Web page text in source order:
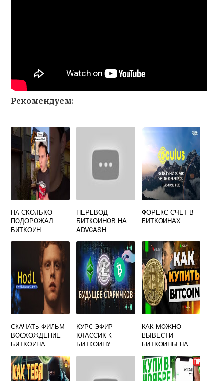
Рекомендуем:
НА СКОЛЬКО
ПОДОРОЖАЛ
БИТКОИН
ПЕРЕВОД
БИТКОИНОВ НА
ADVCASH
ФОРЕКС СЧЕТ В
БИТКОИНАХ
СКАЧАТЬ ФИЛЬМ
ВОСХОЖДЕНИЕ
БИТКОИНА
КУРС ЭФИР
КЛАССИК К
БИТКОИНУ
КАК МОЖНО
ВЫВЕСТИ
БИТКОИНЫ НА
КОШЕЛЕК